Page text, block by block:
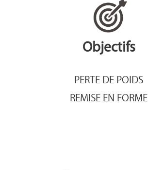
Objectifs
PERTE DE POIDS
REMISE EN FORME